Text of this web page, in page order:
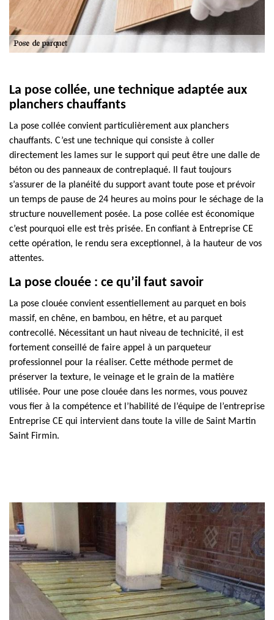
La pose collée, une technique adaptée aux
planchers chauffants
La pose collée convient particulièrement aux planchers
chauffants. C’est une technique qui consiste à coller
directement les lames sur le support qui peut être une dalle de
béton ou des panneaux de contreplaqué. Il faut toujours
s’assurer de la planéité du support avant toute pose et prévoir
un temps de pause de 24 heures au moins pour le séchage de la
structure nouvellement posée. La pose collée est économique
c’est pourquoi elle est très prisée. En confiant à Entreprise CE
cette opération, le rendu sera exceptionnel, à la hauteur de vos
attentes.
La pose clouée : ce qu’il faut savoir
La pose clouée convient essentiellement au parquet en bois
massif, en chêne, en bambou, en hêtre, et au parquet
contrecollé. Nécessitant un haut niveau de technicité, il est
fortement conseillé de faire appel à un parqueteur
professionnel pour la réaliser. Cette méthode permet de
préserver la texture, le veinage et le grain de la matière
utilisée. Pour une pose clouée dans les normes, vous pouvez
vous fier à la compétence et l’habilité de l’équipe de l’entreprise
Entreprise CE qui intervient dans toute la ville de Saint Martin
Saint Firmin.